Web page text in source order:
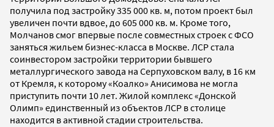
получила под застройку 335 000 кв. м, потом проект был
увеличен почти вдвое, до 605 000 кв. м. Кроме того,
Молчанов смог впервые после совместных строек с ФСО
заняться жильем бизнес-класса в Москве. ЛСР стала
соинвестором застройки территории бывшего
металлургического завода на Серпуховском валу, в 16 км
от Кремля, к которому «Коалко» Анисимова не могла
приступить почти 10 лет. Жилой комплекс «Донской
Олимп» единственный из объектов ЛСР в столице
находится в активной стадии строительства.